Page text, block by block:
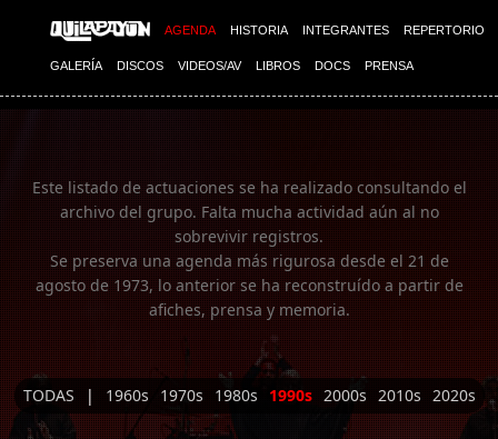
AGENDA HISTORIA INTEGRANTES REPERTORIO
GALERÍA DISCOS VIDEOS/AV LIBROS DOCS PRENSA
Imagen 01
Este listado de actuaciones se ha realizado consultando el
archivo del grupo. Falta mucha actividad aún al no
sobrevivir registros.
Se preserva una agenda más rigurosa desde el 21 de
agosto de 1973, lo anterior se ha reconstruído a partir de
afiches, prensa y memoria.
TODAS | 1960s 1970s 1980s 1990s 2000s 2010s 2020s